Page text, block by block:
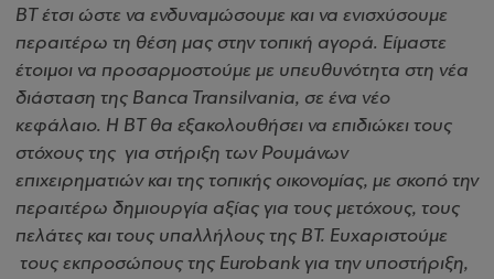
BT έτσι ώστε να ενδυναμώσουμε και να ενισχύσουμε
περαιτέρω τη θέση μας στην τοπική αγορά. Είμαστε
έτοιμοι να προσαρμοστούμε με υπευθυνότητα στη νέα
διάσταση της Banca Transilvania, σε ένα νέο
κεφάλαιο. Η ΒΤ θα εξακολουθήσει να επιδιώκει τους
στόχους της για στήριξη των Ρουμάνων
επιχειρηματιών και της τοπικής οικονομίας, με σκοπό την
περαιτέρω δημιουργία αξίας για τους μετόχους, τους
πελάτες και τους υπαλλήλους της ΒΤ. Ευχαριστούμε
τους εκπροσώπους της Eurobank για την υποστήριξη,